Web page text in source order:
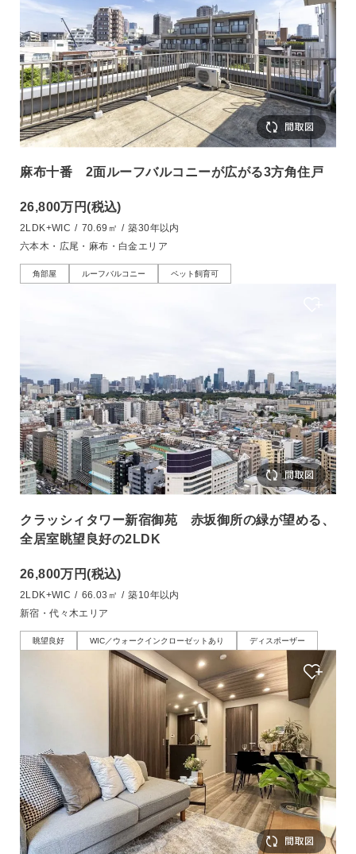
麻布十番 2面ルーフバルコニーが広がる3方角住戸
26,800万円(税込)
2LDK+WIC / 70.69㎡ / 築30年以内
六本木・広尾・麻布・白金エリア
角部屋 ルーフバルコニー ペット飼育可
クラッシィタワー新宿御苑 赤坂御所の緑が望める、
全居室眺望良好の2LDK
26,800万円(税込)
2LDK+WIC / 66.03㎡ / 築10年以内
新宿・代々木エリア
眺望良好 WIC／ウォークインクローゼットあり ディスポーザー